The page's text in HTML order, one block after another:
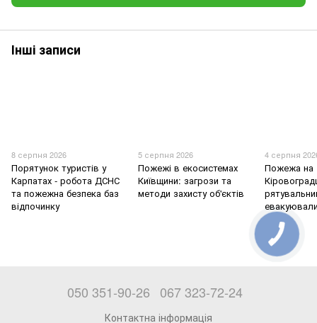
Інші записи
8 серпня 2026
Порятунок туристів у
Карпатах - робота ДСНС
та пожежна безпека баз
відпочинку
5 серпня 2026
Пожежі в екосистемах
Київщини: загрози та
методи захисту об'єктів
4 серпня
Пожежа на
050 351-90-26 067 323-72-24
Контактна інформація